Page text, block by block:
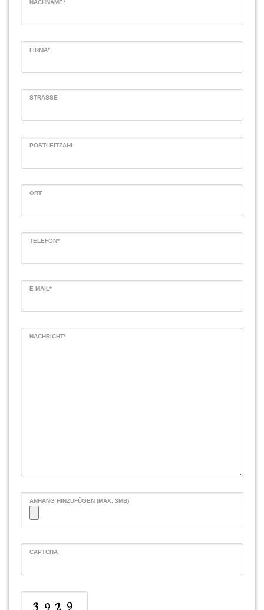
NACHNAME*
FIRMA*
STRASSE
POSTLEITZAHL
ORT
TELEFON*
E-MAIL*
NACHRICHT*
ANHANG HINZUFÜGEN (MAX. 3MB)
CAPTCHA